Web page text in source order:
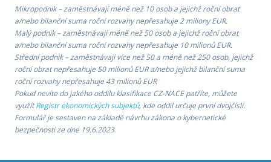
Mikropodnik – zaměstnávají méně než 10 osob a jejichž roční obrat
a/nebo bilanční suma roční rozvahy nepřesahuje 2 miliony EUR.
Malý podnik – zaměstnávají méně než 50 osob a jejichž roční obrat
a/nebo bilanční suma roční rozvahy nepřesahuje 10 milionů EUR.
Střední podnik – zaměstnávají více než 50 a méně než 250 osob, jejichž
roční obrat nepřesahuje 50 milionů EUR a/nebo jejichž bilanční suma
roční rozvahy nepřesahuje 43 milionů EUR
Pokud nevíte do jakého oddílu klasifikace CZ-NACE patříte, můžete
využítRegistr ekonomických subjektů, kde oddíl určuje první dvojčíslí.
Formulář je sestaven na základě návrhu zákona o kybernetické
bezpečnosti ze dne 19.6.2023